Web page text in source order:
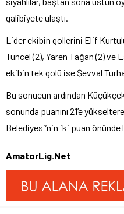
galibiyete ulaştı.
Lider ekibin gollerini Elif
Tuncel (2), Yaren Tağan (2) ve
ekibin tek golü ise Şevval
Bu sonucun ardından
sonunda puanını 21’e
Belediyesi’nin iki puan
AmatorLig.Net